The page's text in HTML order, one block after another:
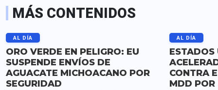
MÁS CONTENIDOS
AL DÍA
ORO VERDE EN PELIGRO: EU
SUSPENDE ENVÍOS DE
AGUACATE MICHOACANO POR
SEGURIDAD
AL DÍA
ESTADOS
CONTRA
MDD POR